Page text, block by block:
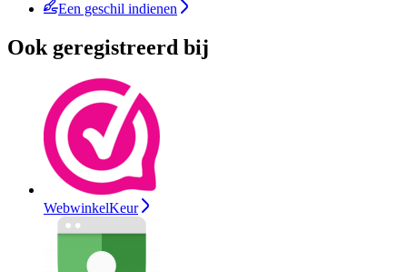
Een geschil indienen
Ook geregistreerd bij
WebwinkelKeur